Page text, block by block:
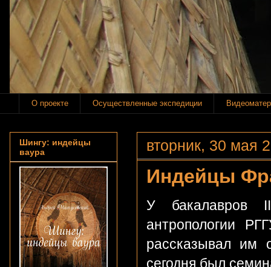
О проекте Осуществленные экспедиции
вторник, 30 мая
Индейцы
У бакалавров
антропологии
рассказывал им
сегодня был
Шингу: индейцы
ваура